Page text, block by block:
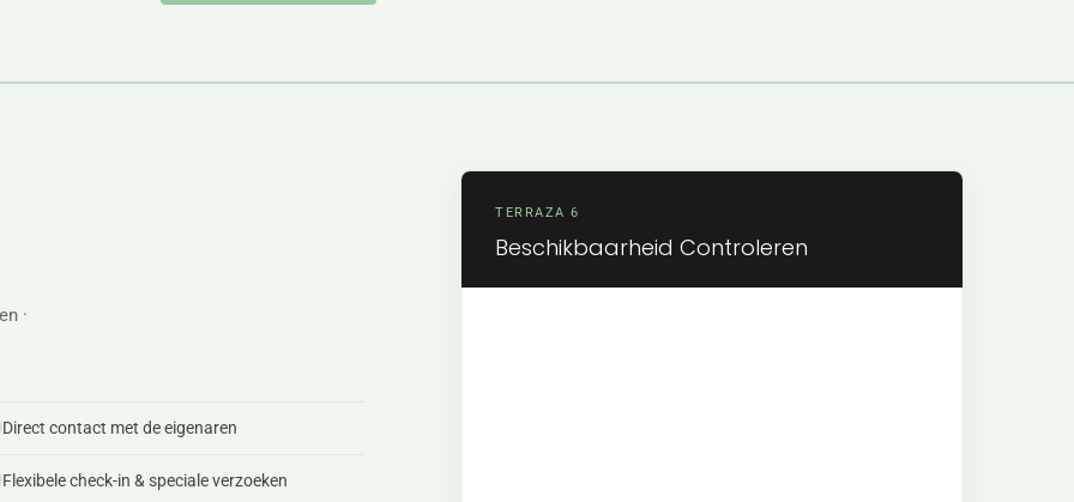
·
Direct contact met de eigenaren
Flexibele check-in & speciale verzoeken
TERRAZA 6
Beschikbaarheid Controleren